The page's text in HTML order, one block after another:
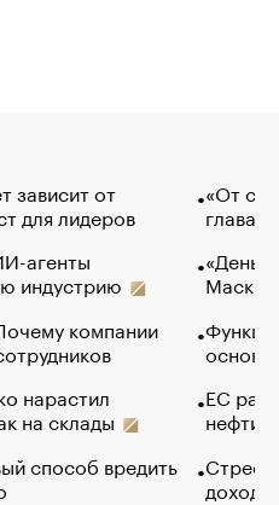
зависит от
для лидеров
агенты
индустрию
компании
нарастил
на склады
способ вредить
«От
глава
Маск в
основ
ЕС
нефти